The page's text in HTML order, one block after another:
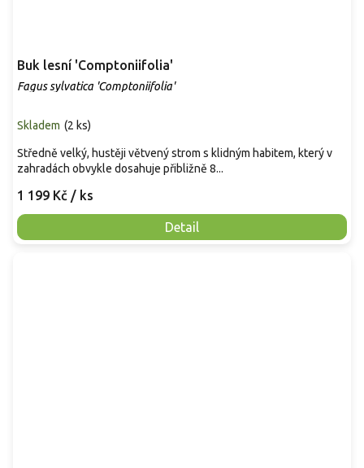
Buk lesní 'Comptoniifolia'
Fagus sylvatica 'Comptoniifolia'
Skladem (2 ks)
1 199 Kč / ks
Detail
Středně velký, hustěji větvený strom s klidným habitem, který v
zahradách obvykle dosahuje přibližně 8...